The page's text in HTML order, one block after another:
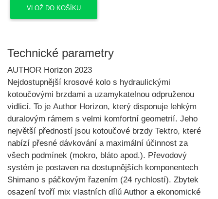
Technické parametry
AUTHOR Horizon 2023
Nejdostupnější krosové kolo s hydraulickými
kotoučovými brzdami a uzamykatelnou odpruženou
vidlicí. To je Author Horizon, který disponuje lehkým
duralovým rámem s velmi komfortní geometrií. Jeho
největší předností jsou kotoučové brzdy Tektro, které
nabízí přesné dávkování a maximální účinnost za
všech podmínek (mokro, bláto apod.). Převodový
systém je postaven na dostupnějších komponentech
Shimano s páčkovým řazením (24 rychlostí). Zbytek
osazení tvoří mix vlastních dílů Author a ekonomické